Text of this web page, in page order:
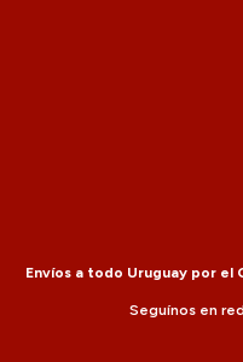
Envíos a todo Uruguay por el
Seguínos en